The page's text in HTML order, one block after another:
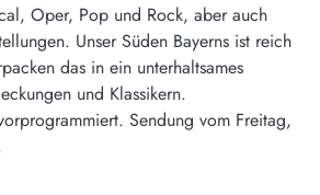
Oper, Pop und Rock, aber auch
Unser Süden Bayerns ist reich
das in ein unterhaltsames
und Klassikern.
Sendung vom Freitag,